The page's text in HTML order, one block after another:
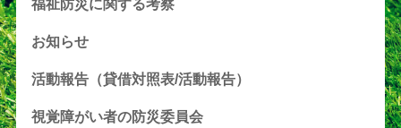
福祉防災に関する考察
お知らせ
活動報告（貸借対照表/活動報告）
視覚障がい者の防災委員会